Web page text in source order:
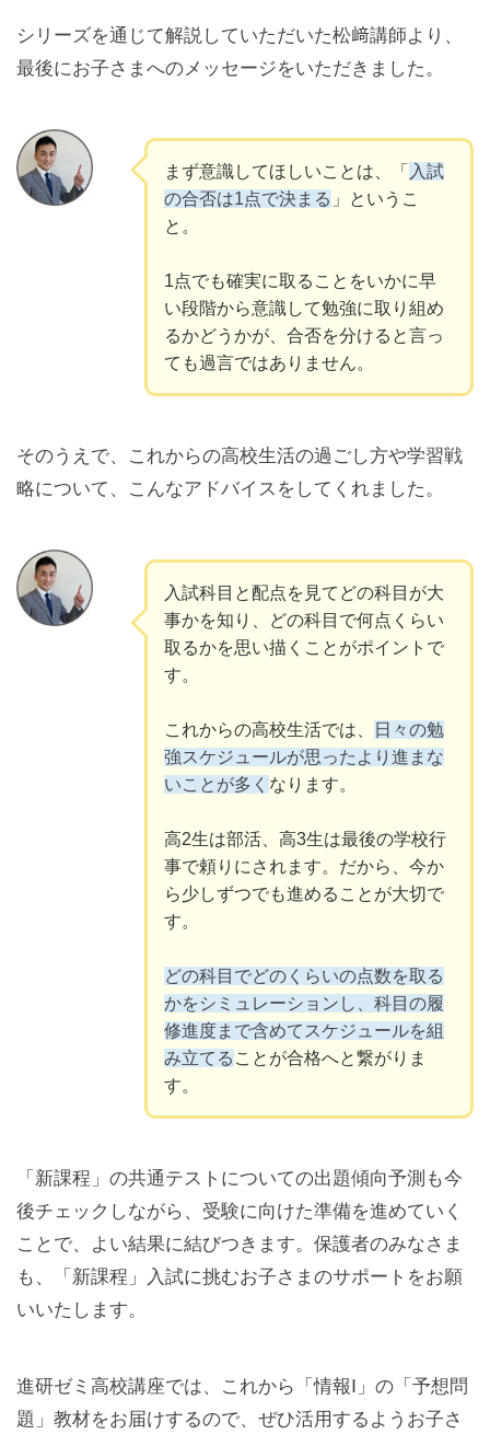
シリーズを通じて解説していただいた松﨑講師より、
最後にお子さまへのメッセージをいただきました。
まず意識してほしいことは、「 入試
の合否は1点で決まる 」というこ
と。
1点でも確実に取ることをいかに早
い段階から意識して勉強に取り組め
るかどうかが、合否を分けると言っ
ても過言ではありません。
そのうえで、これからの高校生活の過ごし方や学習戦
略について、こんなアドバイスをしてくれました。
入試科目と配点を見てどの科目が大
事かを知り、どの科目で何点くらい
取るかを思い描くことがポイントで
す。
これからの高校生活では、
日々の勉
強スケジュールが思ったより進まな
いことが多く なります。
高2生は部活、高3生は最後の学校行
事で頼りにされます。だから、今か
ら少しずつでも進めることが大切で
す。
どの科目でどのくらいの点数を取る
かをシミュレーションし、科目の履
修進度まで含めてスケジュールを組
み立てる ことが合格へと繋がりま
す。
「新課程」の共通テストについての出題傾向予測も今
後チェックしながら、受験に向けた準備を進めていく
ことで、よい結果に結びつきます。保護者のみなさま
も、「新課程」入試に挑むお子さまのサポートをお願
いいたします。
進研ゼミ高校講座では、これから「情報Ⅰ」の「予想問
題」教材をお届けするので、ぜひ活用するようお子さ